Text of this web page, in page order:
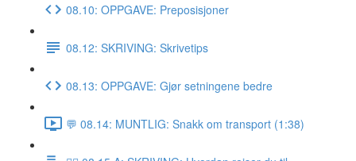
08.10: OPPGAVE: Preposisjoner
08.12: SKRIVING: Skrivetips
08.13: OPPGAVE: Gjør setningene bedre
💬 08.14: MUNTLIG: Snakk om transport (1:38)